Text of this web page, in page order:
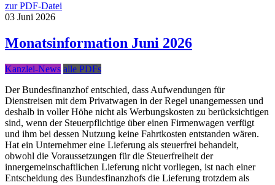
zur PDF-Datei
03 Juni 2026
Monatsinformation Juni 2026
Kanzlei-News alle PDFs
Der Bundesfinanzhof entschied, dass Aufwendungen für
Dienstreisen mit dem Privatwagen in der Regel unangemessen und
deshalb in voller Höhe nicht als Werbungskosten zu berücksichtigen
sind, wenn der Steuerpflichtige über einen Firmenwagen verfügt
und ihm bei dessen Nutzung keine Fahrtkosten entstanden wären.
Hat ein Unternehmer eine Lieferung als steuerfrei behandelt,
obwohl die Voraussetzungen für die Steuerfreiheit der
innergemeinschaftlichen Lieferung nicht vorliegen, ist nach einer
Entscheidung des Bundesfinanzhofs die Lieferung trotzdem als